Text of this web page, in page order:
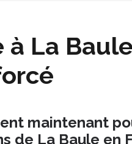
La
maintenant
de La Baule en